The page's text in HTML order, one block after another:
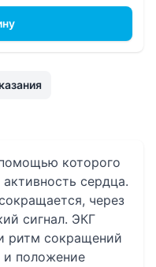
которого
сердца.
через
сигнал. ЭКГ
ритм сокращений
и положение